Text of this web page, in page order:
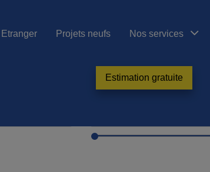
Etranger Projets neufs Nos services
Estimation gratuite